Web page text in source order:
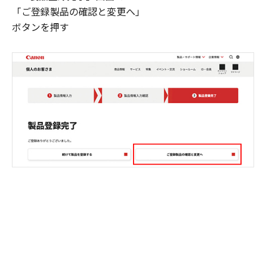
「ご登録製品の確認と変更へ」
ボタンを押す